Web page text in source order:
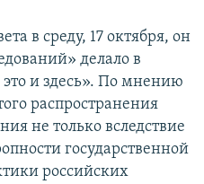
в среду, 17 октября, он
делало в
это и здесь». По мнению
распространения
не только вследствие
государственной
российских